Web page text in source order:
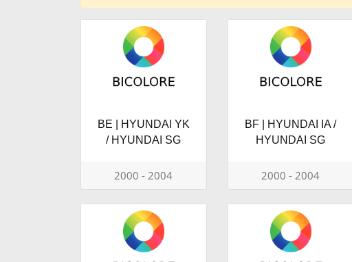
BE | HYUNDAI YK
/ HYUNDAI SG
2000 - 2004
BF | HYUNDAI IA /
HYUNDAI SG
2000 - 2004